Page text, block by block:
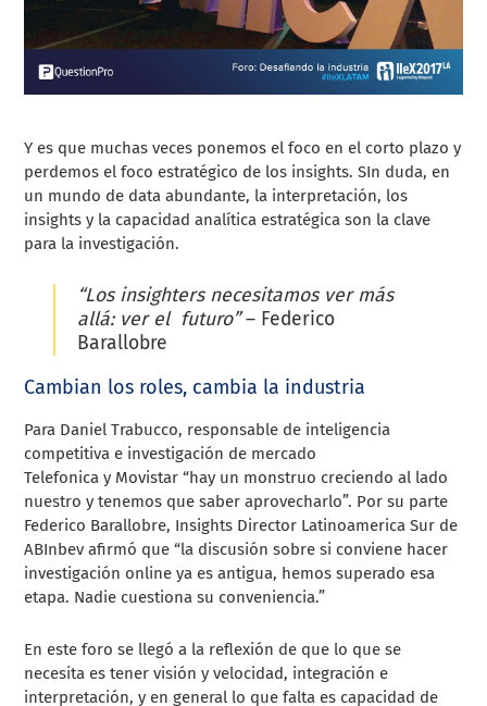
Y es que muchas veces ponemos el foco en el corto plazo y
perdemos el foco estratégico de los insights. SIn duda, en
un mundo de data abundante, la interpretación, los
insights y la capacidad analítica estratégica son la clave
para la investigación.
“Los insighters necesitamos ver más
allá: ver el futuro”– Federico
Barallobre
Cambian los roles, cambia la industria
Para Daniel Trabucco, responsable de inteligencia
competitiva e investigación de mercado
Telefonica y Movistar “hay un monstruo creciendo al lado
nuestro y tenemos que saber aprovecharlo”. Por su parte
Federico Barallobre, Insights Director Latinoamerica Sur de
ABInbev afirmó que “la discusión sobre si conviene hacer
investigación online ya es antigua, hemos superado esa
etapa. Nadie cuestiona su conveniencia.”
En este foro se llegó a la reflexión de que lo que se
necesita es tener visión y velocidad, integración e
interpretación, y en general lo que falta es capacidad de